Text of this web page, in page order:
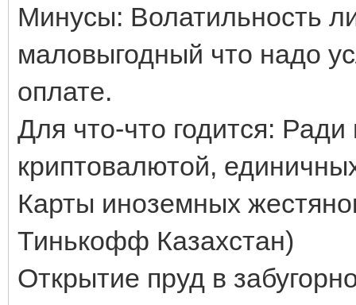
Минусы: Волатильность
маловыгодный что надо
оплате.
Для что-что годится:
криптовалютой,
Карты иноземных
Тинькофф Казахстан)
Открытие пруд в